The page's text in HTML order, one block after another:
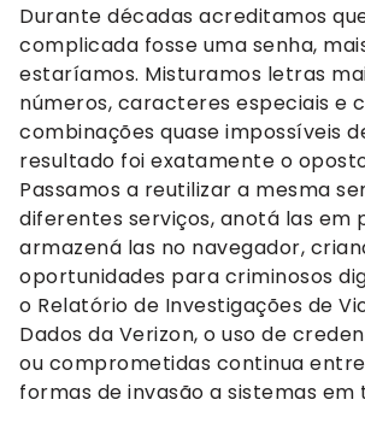
Durante décadas acreditamos
complicada fosse uma senha,
estaríamos. Misturamos letras
números, caracteres especiais e
combinações quase impossíveis
resultado foi exatamente o
Passamos a reutilizar a mesma
diferentes serviços, anotá las em
armazená las no navegador,
oportunidades para criminosos
o Relatório de Investigações de
Dados da Verizon, o uso de
ou comprometidas continua
formas de invasão a sistemas em